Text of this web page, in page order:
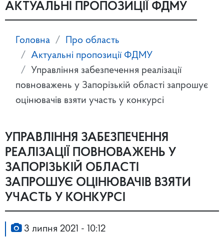
АКТУАЛЬНІ ПРОПОЗИЦІЇ ФДМУ
Головна
Про область
Актуальні пропозиції ФДМУ
Управління забезпечення реалізації
повноважень у Запорізькій області запрошує
оцінювачів взяти участь у конкурсі
УПРАВЛІННЯ ЗАБЕЗПЕЧЕННЯ
РЕАЛІЗАЦІЇ ПОВНОВАЖЕНЬ У
ЗАПОРІЗЬКІЙ ОБЛАСТІ
ЗАПРОШУЄ ОЦІНЮВАЧІВ ВЗЯТИ
УЧАСТЬ У КОНКУРСІ
3 липня 2021 - 10:12